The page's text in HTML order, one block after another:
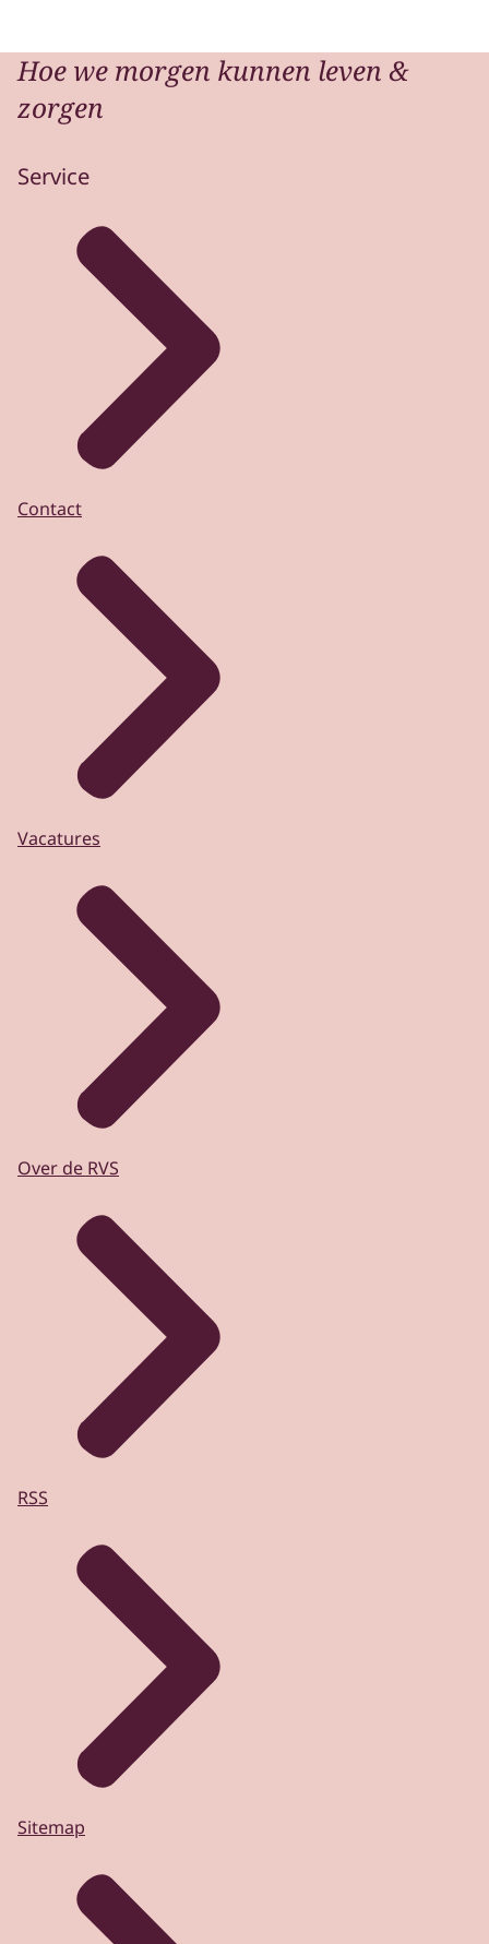
Hoe we morgen kunnen leven &
zorgen
Service
Contact
Vacatures
Over de RVS
RSS
Sitemap